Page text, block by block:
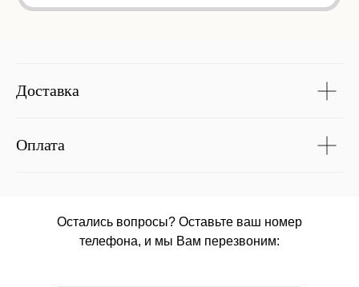
Доставка
Оплата
Остались вопросы? Оставьте ваш номер
телефона, и мы Вам перезвоним: